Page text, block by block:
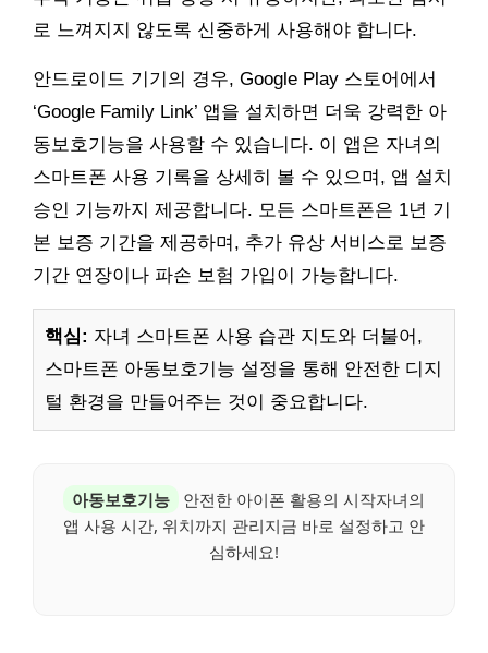
로 느껴지지 않도록 신중하게 사용해야 합니다.
안드로이드 기기의 경우, Google Play 스토어에서
‘Google Family Link’ 앱을 설치하면 더욱 강력한 아
동보호기능을 사용할 수 있습니다. 이 앱은 자녀의
스마트폰 사용 기록을 상세히 볼 수 있으며, 앱 설치
승인 기능까지 제공합니다. 모든 스마트폰은 1년 기
본 보증 기간을 제공하며, 추가 유상 서비스로 보증
기간 연장이나 파손 보험 가입이 가능합니다.
핵심: 자녀 스마트폰 사용 습관 지도와 더불어,
스마트폰 아동보호기능 설정을 통해 안전한 디지
털 환경을 만들어주는 것이 중요합니다.
아동보호기능
안전한 아이폰 활용의 시작자녀의
앱 사용 시간, 위치까지 관리지금 바로 설정하고 안
심하세요!